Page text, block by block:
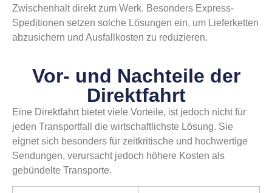
Zwischenhalt direkt zum Werk. Besonders Express-
Speditionen setzen solche Lösungen ein, um Lieferketten
abzusichern und Ausfallkosten zu reduzieren.
Vor- und Nachteile der
Direktfahrt
Eine Direktfahrt bietet viele Vorteile, ist jedoch nicht für
jeden Transportfall die wirtschaftlichste Lösung. Sie
eignet sich besonders für zeitkritische und hochwertige
Sendungen, verursacht jedoch höhere Kosten als
gebündelte Transporte.